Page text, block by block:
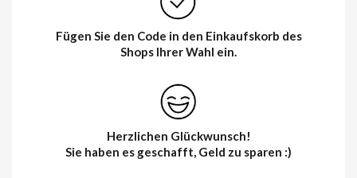
Fügen Sie den Code in den Einkaufskorb des
Shops Ihrer Wahl ein.
Herzlichen Glückwunsch!
Sie haben es geschafft, Geld zu sparen :)